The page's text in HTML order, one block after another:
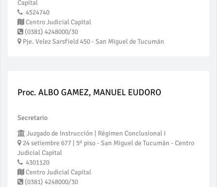
Capital
4524740
Centro Judicial Capital
(0381) 4248000/30
Pje. Velez Sarsfield 450 - San Miguel de Tucumán
Proc. ALBO GAMEZ, MANUEL EUDORO
Secretario
Juzgado de Instrucción | Régimen Conclusional I
24 setiembre 677 | 5º piso - San Miguel de Tucumán - Centro
Judicial Capital
4301120
Centro Judicial Capital
(0381) 4248000/30